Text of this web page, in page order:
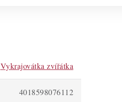
Vykrajovátka zvířátka
4018598076112